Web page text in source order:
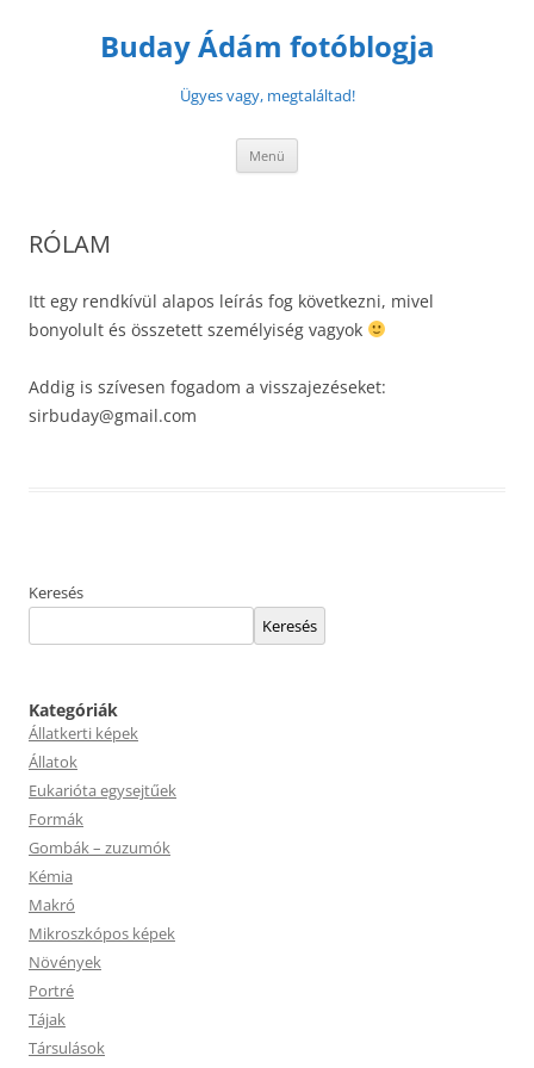
Buday Ádám fotóblogja
Ügyes vagy, megtaláltad!
Menü
RÓLAM
Itt egy rendkívül alapos leírás fog következni, mivel
bonyolult és összetett személyiség vagyok
Addig is szívesen fogadom a visszajezéseket:
sirbuday@gmail.com
Keresés
Keresés
Kategóriák
Állatkerti képek
Állatok
Eukarióta egysejtűek
Formák
Gombák – zuzumók
Kémia
Makró
Mikroszkópos képek
Növények
Portré
Tájak
Társulások